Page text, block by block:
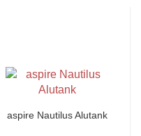
aspire Nautilus Alutank